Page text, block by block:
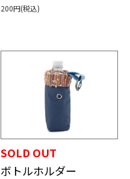
200円(税込)
SOLD OUT
ボトルホルダー